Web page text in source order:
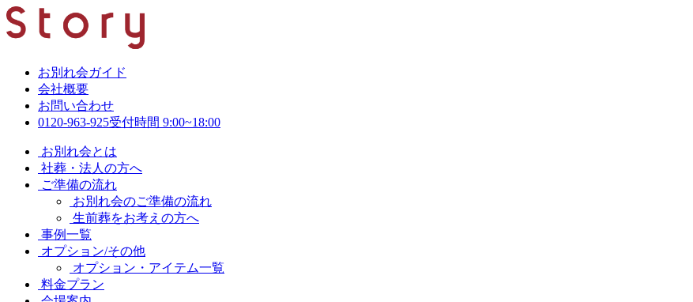
お別れ会ガイド
会社概要
お問い合わせ
0120-963-925受付時間 9:00~18:00
お別れ会とは
社葬・法人の方へ
ご準備の流れ
お別れ会のご準備の流れ
生前葬をお考えの方へ
事例一覧
オプション/その他
オプション・アイテム一覧
料金プラン